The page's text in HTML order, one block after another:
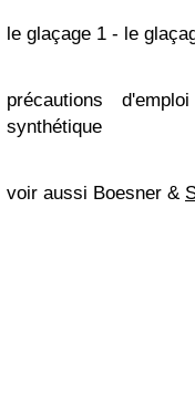
le glaçage 1 - le
précautions
synthétique
voir aussi Boesner &